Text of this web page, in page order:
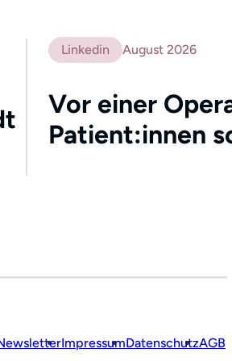
Linkedin August 2026
Vor einer
Patient:innen
ImpressumDatenschutzAGB